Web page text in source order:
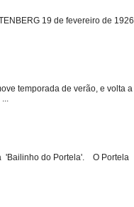
19 de fevereiro de 1926
temporada de verão, e volta a
'Bailinho do Portela'. O Portela